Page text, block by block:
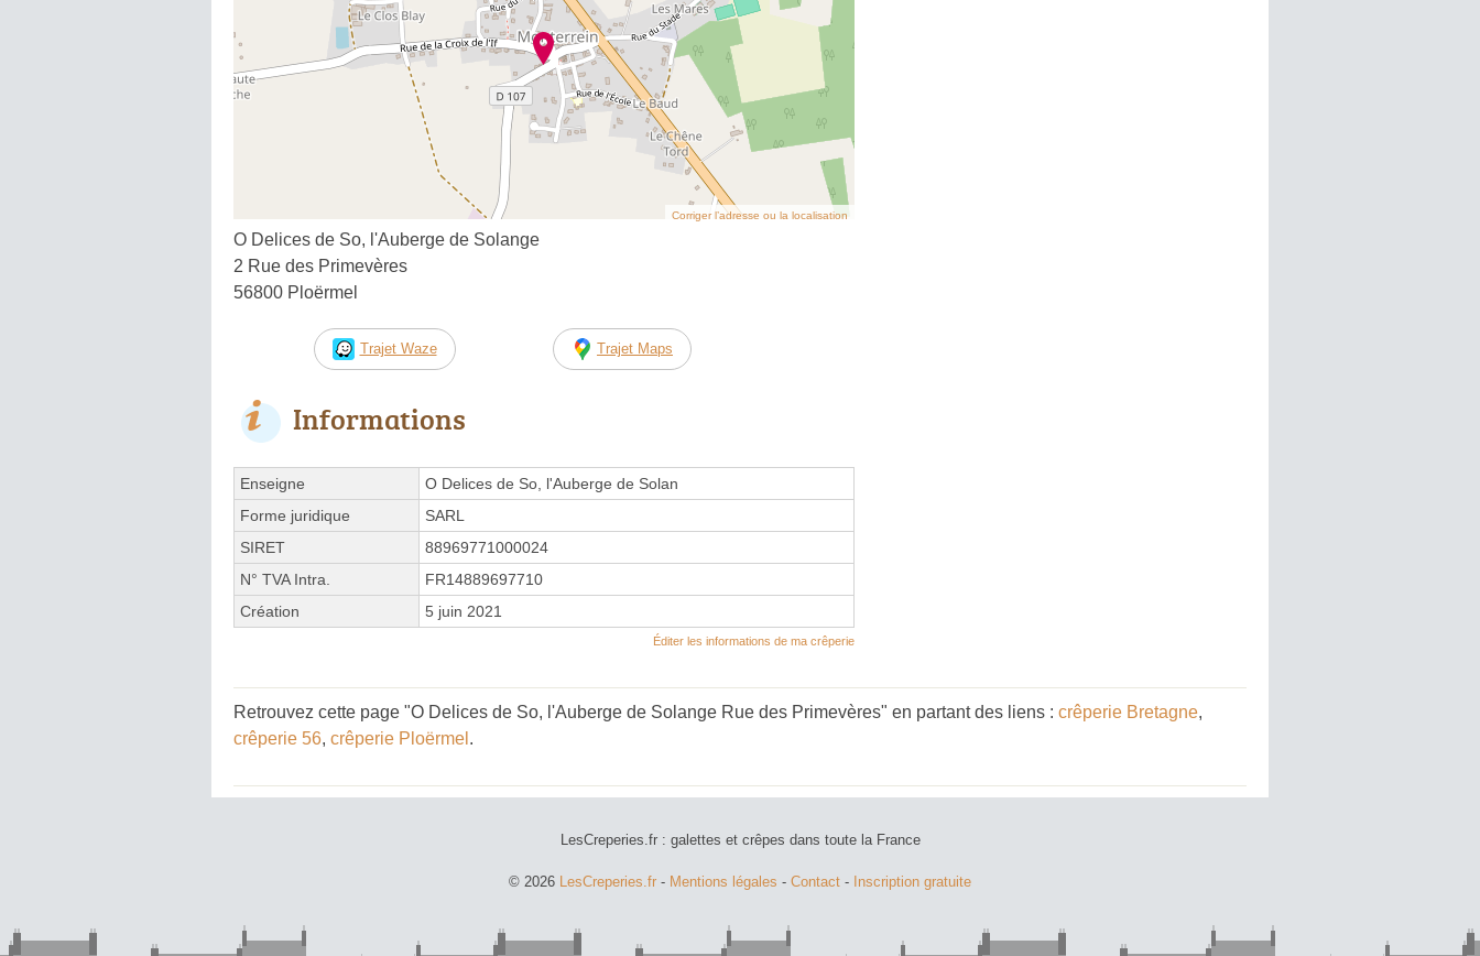
Corriger l’adresse ou la localisation
O Delices de So, l'Auberge de Solange
2 Rue des Primevères
56800 Ploërmel
Trajet Waze Trajet Maps
Informations
Enseigne
O Delices de So, l'Auberge de Solan
Forme juridique
SARL
SIRET
88969771000024
N° TVA Intra.
FR14889697710
Création
5 juin 2021
Éditer les informations de ma crêperie
Retrouvez cette page "O Delices de So, l'Auberge de Solange Rue des Primevères" en partant des liens : crêperie Bretagne,
crêperie 56, crêperie Ploërmel .
LesCreperies.fr : galettes et crêpes dans toute la France
© 2026 LesCreperies.fr - Mentions légales - Contact - Inscription gratuite